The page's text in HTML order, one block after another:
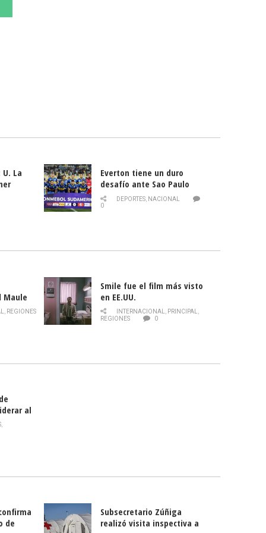
La
Everton tiene un duro
desafío ante Sao Paulo
DEPORTES, NACIONAL
0
Maule
de la
, REGIONES
Smile fue el film más visto
en EE.UU.
INTERNACIONAL, PRINCIPAL,
REGIONES
0
al
,
de
Subsecretario Zúñiga
realizó visita inspectiva a